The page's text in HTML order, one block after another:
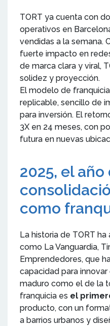
TORT ya cuenta con
operativos en
vendidas a la semana.
fuerte impacto en
de marca clara y viral,
solidez y proyección.
El modelo de
replicable, sencillo de
para inversión. El
3X en 24 meses, con
futura en nuevas
2025, el año
como
La historia de TORT
como La Vanguardia,
Emprendedores, que
capacidad para
maduro como el de la
franquicia es el
producto, con un
a barrios urbanos y